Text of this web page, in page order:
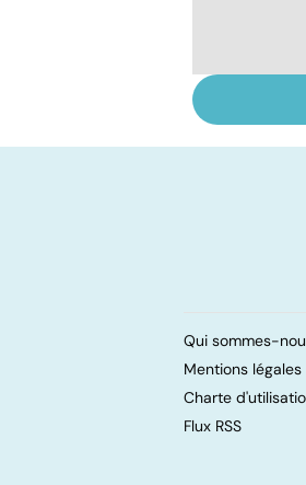
si c'était
Qui sommes-
Mentions légales
Charte
Flux RSS